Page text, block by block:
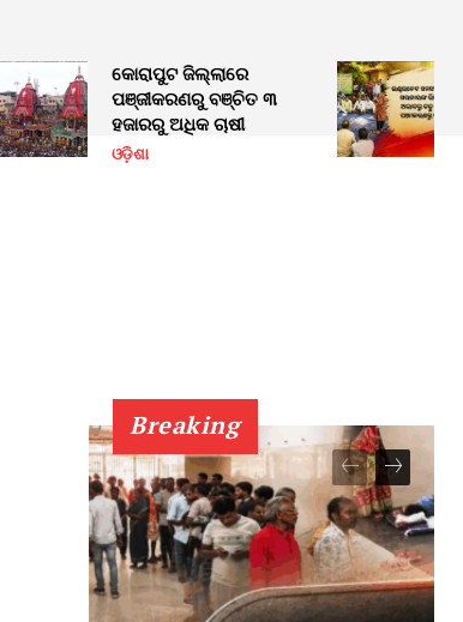
କୋରାପୁଟ ଜିଲ୍ଲାରେ
ପଞ୍ଜୀକରଣରୁ ବଞ୍ଚିତ ୩
ହଜାରରୁ ଅଧିକ ଚାଷୀ
ଓଡ଼ିଶା
Breaking